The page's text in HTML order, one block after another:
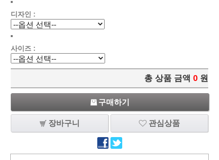
디자인 :
사이즈 :
총 상품 금액 0 원
구매하기
장바구니 관심상품